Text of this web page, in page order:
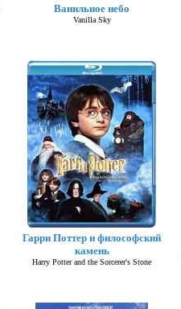
Ванильное небо
Vanilla Sky
Гарри Поттер и философский
камень
Harry Potter and the Sorcerer's Stone